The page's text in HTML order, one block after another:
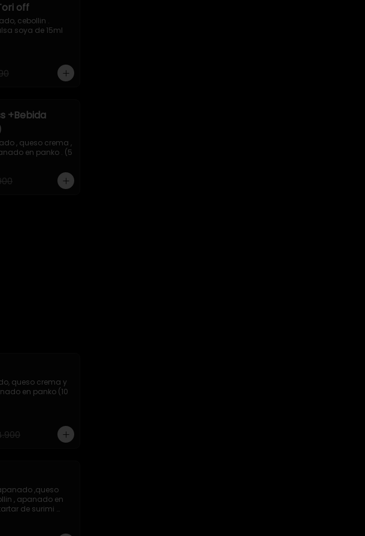
off
cebollin .
soya de 15ml
+Bebida
, queso crema ,
en panko . (5
, queso crema ,
en palta , salsa
queso crema y
en panko (10
y palta
y palta
con salsa
shishimi (10
,queso
, apanado en
de surimi